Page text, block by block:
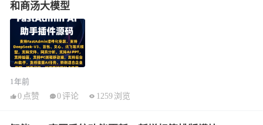
和商汤大模型
1年前
0 点赞 0评论 1259 浏览